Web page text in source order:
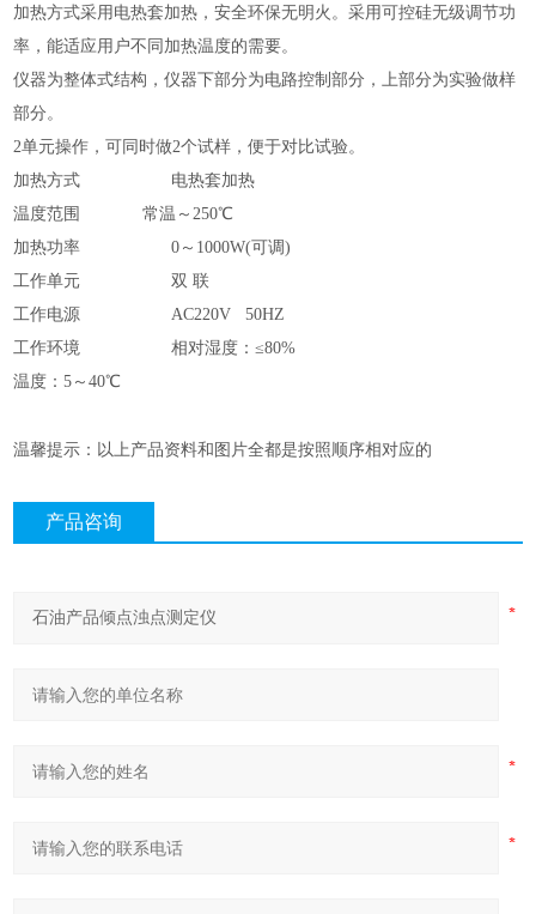
加热方式采用电热套加热，安全环保无明火。采用可控硅无级调节功
率，能适应用户不同加热温度的需要。
仪器为整体式结构，仪器下部分为电路控制部分，上部分为实验做样
部分。
2单元操作，可同时做2个试样，便于对比试验。
加热方式 电热套加热
温度范围
常温～250℃
加热功率 0～1000W(可调)
工作单元 双 联
工作电源 AC220V 50HZ
工作环境 相对湿度：≤80%
温度：5～40℃
温馨提示：以上产品资料和图片全都是按照顺序相对应的
产品咨询